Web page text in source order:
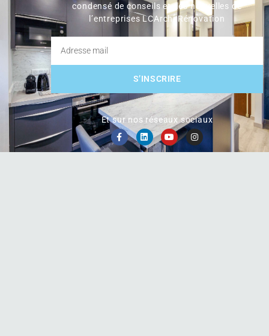
condensé de conseils et des nouvelles de
l’entreprises LCArchi Rénovation
S’INSCRIRE
Et sur nos réseaux sociaux